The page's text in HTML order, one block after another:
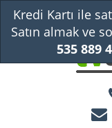
Kredi Kartı ile
Satın almak ve
535 889